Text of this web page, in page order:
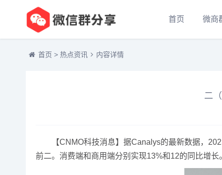
首页 微商
首页 > 热点资讯 内容详情
二
【CNMO科技消息】据Canalys的最新数据，
前二。消费端和商用端分别实现13%和12的同比增